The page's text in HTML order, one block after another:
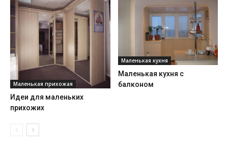
Маленькая прихожая
Идеи для маленьких
прихожих
Маленькая кухня
Маленькая кухня с
балконом